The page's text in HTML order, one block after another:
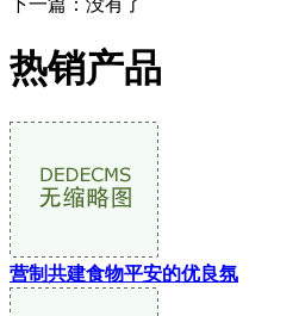
热销产品
营制共建食物平安的优良氛